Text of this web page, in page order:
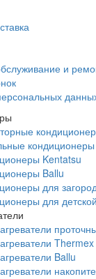
и
кондиционеры
Kentatsu
Ballu
для
для
Thermex
Ballu